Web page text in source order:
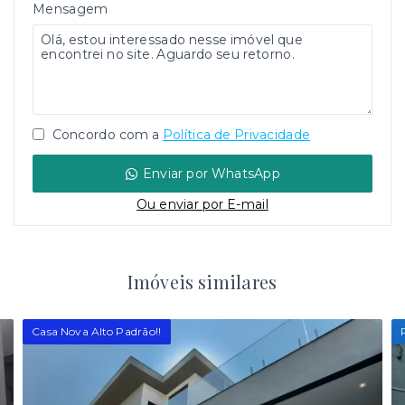
Mensagem
Concordo com a Política de Privacidade
Enviar por WhatsApp
Ou enviar por E-mail
Imóveis similares
Casa Nova Alto Padrão!!